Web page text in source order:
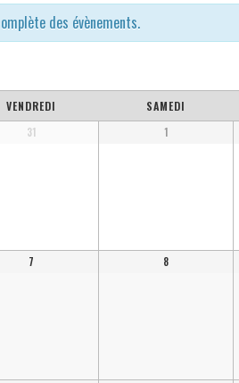
des évènements.
VENDREDI SAMEDI
31 1
7 8